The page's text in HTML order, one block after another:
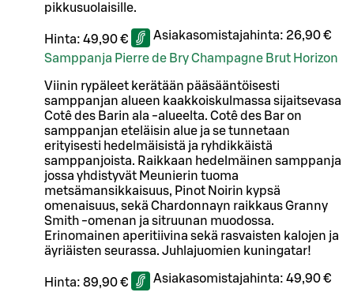
pikkusuolaisille.
Hinta: 49,90 € Asiakasomistajahinta: 26,90 €
Samppanja Pierre de Bry Champagne Brut Horizon
Viinin rypäleet kerätään pääsääntöisesti
samppanjan alueen kaakkoiskulmassa sijaitsevasa
Cotê des Barin ala -alueelta. Cotê des Bar on
samppanjan eteläisin alue ja se tunnetaan
erityisesti hedelmäisistä ja ryhdikkäistä
samppanjoista. Raikkaan hedelmäinen samppanja
jossa yhdistyvät Meunierin tuoma
metsämansikkaisuus, Pinot Noirin kypsä
omenaisuus, sekä Chardonnayn raikkaus Granny
Smith -omenan ja sitruunan muodossa.
Erinomainen aperitiivina sekä rasvaisten kalojen ja
äyriäisten seurassa. Juhlajuomien kuningatar!
Hinta: 89,90 € Asiakasomistajahinta: 49,90 €